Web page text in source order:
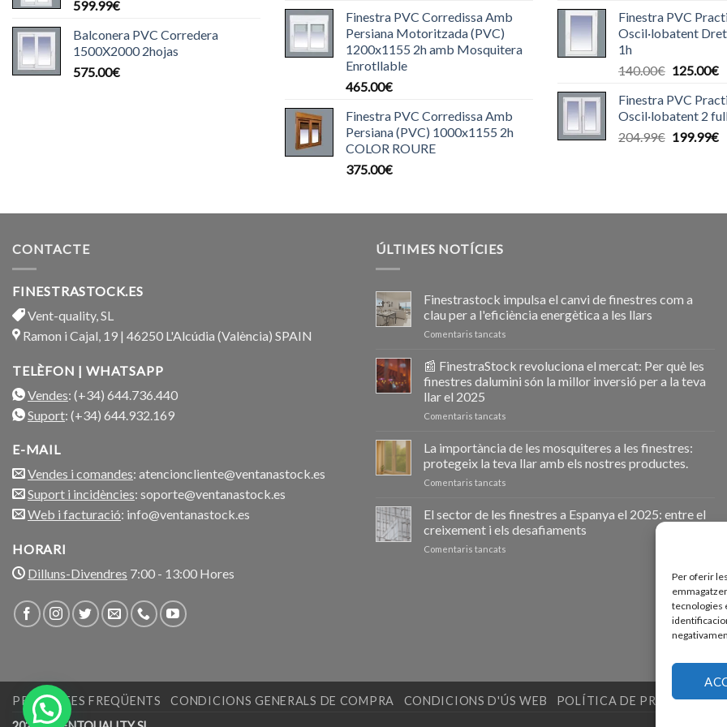
Per oferir
tecnologies
599.99€
Balconera PVC Corredera
1500X2000 2hojas
575.00€
Finestra PVC Corredissa Amb
Persiana Motoritzada (PVC)
1200x1155 2h amb Mosquitera
Enrotllable
465.00€
Finestra PVC Corredissa Amb
Persiana (PVC) 1000x1155 2h
COLOR ROURE
375.00€
original
era:
Finestra PVC
Oscil·lobatent
1h
140.00€ El
original
era:
140.00€.
125.00€El
Finestra PVC
Oscil·lobatent 2
204.99€ El
199.99€El
CONTACTE
FINESTRASTOCK.ES
Vent-quality, SL
Ramon i Cajal, 19 | 46250 L'Alcúdia (València) SPAIN
TELÈFON | WHATSAPP
Vendes: (+34) 644.736.440
Suport: (+34) 644.932.169
E-MAIL
Vendes i comandes: atencioncliente@ventanastock.es
Suport i incidències: soporte@ventanastock.es
Web i facturació: info@ventanastock.es
HORARI
Dilluns-Divendres 7:00 - 13:00 Hores
ÚLTIMES NOTÍCIES
Finestrastock impulsa el canvi de finestres com a
clau per a l'eficiència energètica a les llars
Comentaris tancats
impulsa
el
cambio
clave
para
la
en
los
📰 FinestraStock revoluciona el mercat: Per què les
finestres dalumini són la millor inversió per a la teva
llar el 2025
Comentaris tancats
VentanaStock
revoluciona
el
qué
las
La importància de les mosquiteres a les finestres:
protegeix la teva llar amb els nostres productes.
Comentaris tancats
importancia
de
las
El sector de les finestres a Espanya el 2025: entre el
creixement i els desafiaments
Comentaris tancats
el
PREGUNTES FREQÜENTS CONDICIONS GENERALS DE COMPRA CONDICIONS D'ÚS WEB POLÍTICA DE PRIVADESA